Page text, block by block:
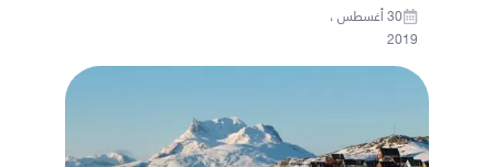
30 أغسطس ،
2019